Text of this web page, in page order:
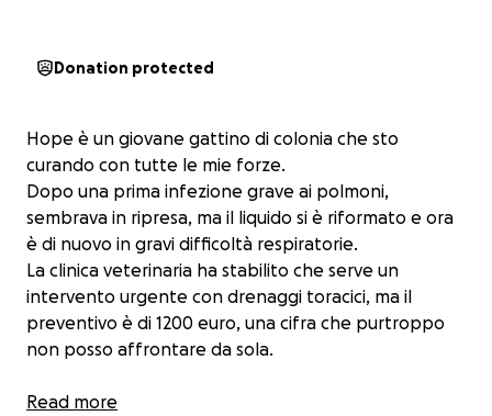
Donation protected
Hope è un giovane gattino di colonia che sto
curando con tutte le mie forze.
Dopo una prima infezione grave ai polmoni,
sembrava in ripresa, ma il liquido si è riformato e ora
è di nuovo in gravi difficoltà respiratorie.
La clinica veterinaria ha stabilito che serve un
intervento urgente con drenaggi toracici, ma il
preventivo è di 1200 euro, una cifra che purtroppo
non posso affrontare da sola.
Hope ha voglia di vivere. Ha già lottato con forza e
Read more